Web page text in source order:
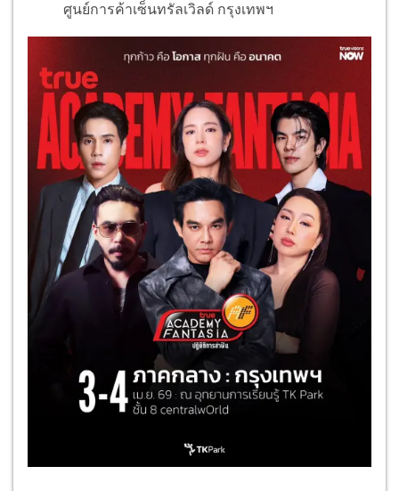
ศูนย์การค้าเซ็นทรัลเวิลด์ กรุงเทพฯ